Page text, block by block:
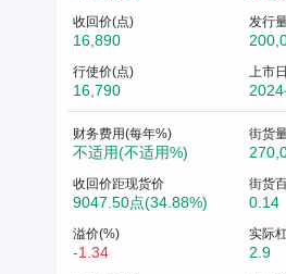
收回价(点)
16,890
发行
行使价(点)
16,790
上市日
财务费用(每年%)
不适用(不适用%)
街货
收回价距现货价
9047.50点(34.88%)
街货
0.14
溢价(%)
-1.34
实际
2.9